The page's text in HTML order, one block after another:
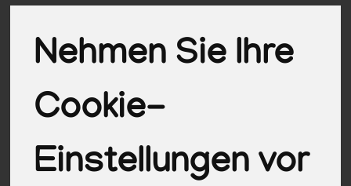
Nehmen Sie Ihre
Cookie-
Einstellungen vor